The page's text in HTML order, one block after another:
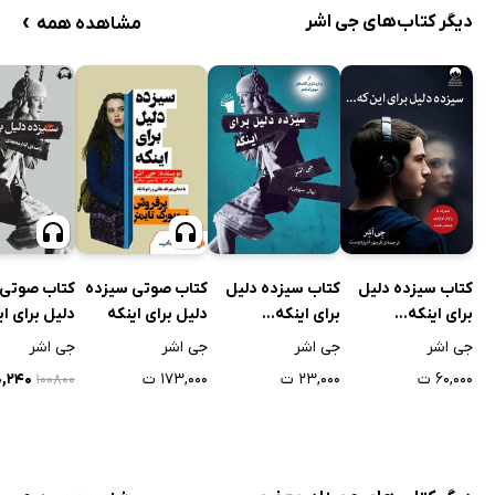
دیگر کتاب‌های جی اشر مشاهده همه ›
کتاب سیزده دلیل
برای اینکه...
جی اشر
۶۰,۰۰۰ ت
کتاب سیزده دلیل
برای اینکه...
جی اشر
۲۳,۰۰۰ ت
کتاب صوتی سیزده
دلیل برای اینکه
جی اشر
۱۷۳,۰۰۰ ت
کتاب
دلیل برای
جی اشر
۱۰۰۸۰۰